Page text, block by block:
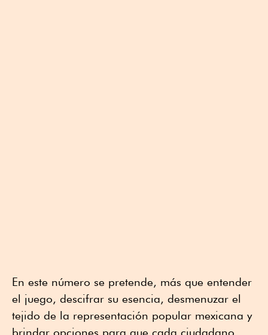
En este número se pretende, más que entender
el juego, descifrar su esencia, desmenuzar el
tejido de la representación popular mexicana y
brindar opciones para que cada ciudadano